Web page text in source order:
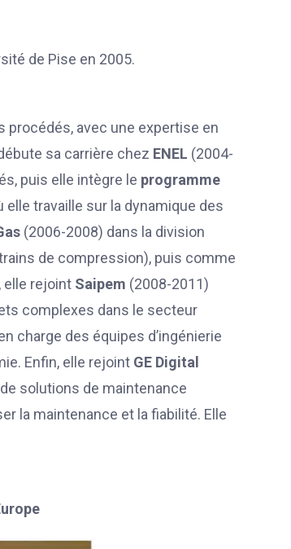
de Pise en 2005.
procédés, avec une expertise en
sa carrière chez ENEL (2004-
puis elle intègre le programme
elle travaille sur la dynamique des
(2006-2008) dans la division
de compression), puis comme
elle rejoint Saipem (2008-2011)
complexes dans le secteur
charge des équipes d’ingénierie
Enfin, elle rejoint GE Digital
solutions de maintenance
la maintenance et la fiabilité. Elle